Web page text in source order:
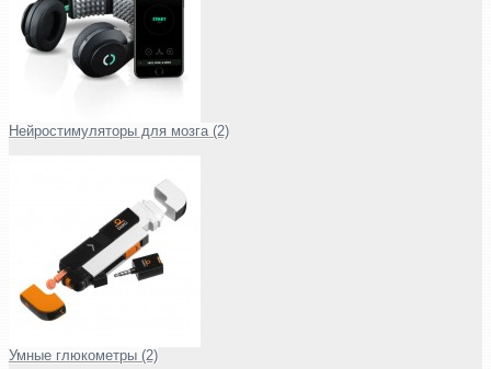
Нейростимуляторы для мозга (2)
Умные глюкометры (2)